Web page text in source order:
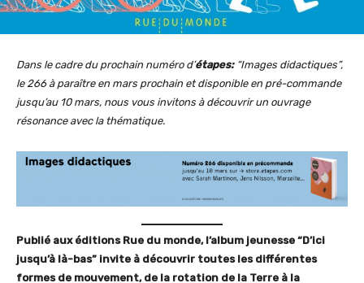
Dans le cadre du prochain numéro d’étapes:“Images didactiques”,
le 266 à paraître en mars prochain et disponible en pré-commande
jusqu’au 10 mars, nous vous invitons à découvrir un ouvrage
résonance avec la thématique.
Publié aux éditions Rue du monde, l’album jeunesse “D’ici
jusqu’à là-bas” invite à découvrir toutes les différentes
formes de mouvement, de la rotation de la Terre à la